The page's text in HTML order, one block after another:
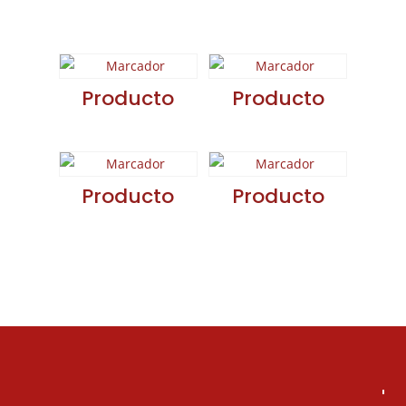
Producto Producto
Producto Producto